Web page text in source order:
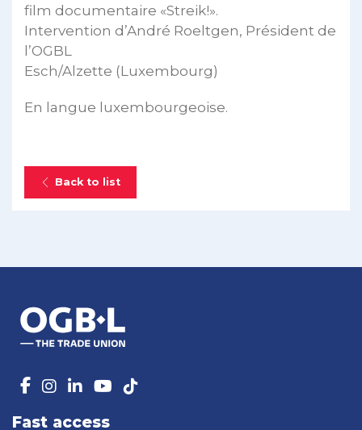
film documentaire «Streik!».
Intervention d’André Roeltgen, Président de
l’OGBL
Esch/Alzette (Luxembourg)
En langue luxembourgeoise.
Back to list
Fast access